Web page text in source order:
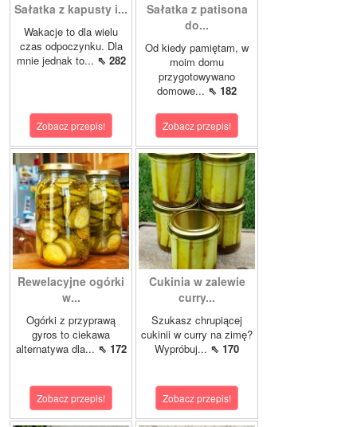
Sałatka z kapusty i...
Wakacje to dla wielu
czas odpoczynku. Dla
mnie jednak to... ⇖ 282
Zobacz przepis!
Sałatka z patisona
do...
Od kiedy pamiętam, w
moim domu
przygotowywano
domowe... ⇖ 182
Zobacz przepis!
Rewelacyjne ogórki
w...
Ogórki z przyprawą
gyros to ciekawa
alternatywa dla... ⇖ 172
Zobacz przepis!
Cukinia w zalewie
curry...
Szukasz chrupiącej
cukinii w curry na zimę?
Wypróbuj... ⇖ 170
Zobacz przepis!